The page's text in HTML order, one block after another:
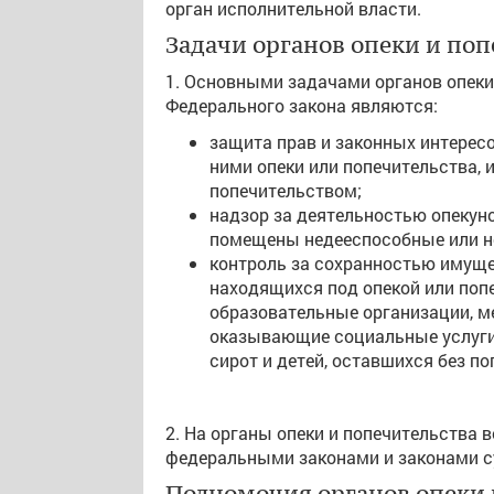
орган исполнительной власти.
Задачи органов опеки и
1. Основными задачами органов
Федерального закона являются:
защита прав и законных
ними опеки или
попечительством;
надзор за деятельностью
помещены недееспособные или
контроль за сохранностью
находящихся под опекой или
образовательные организации,
оказывающие социальные
сирот и детей, оставшихся без
2. На органы опеки и попечительства
федеральными законами и законами